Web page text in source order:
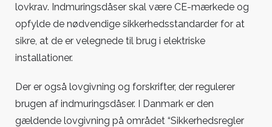
lovkrav. Indmuringsdåser skal være CE-mærkede og
opfylde de nødvendige sikkerhedsstandarder for at
sikre, at de er velegnede til brug i elektriske
installationer.
Der er også lovgivning og forskrifter, der regulerer
brugen af indmuringsdåser. I Danmark er den
gældende lovgivning på området “Sikkerhedsregler